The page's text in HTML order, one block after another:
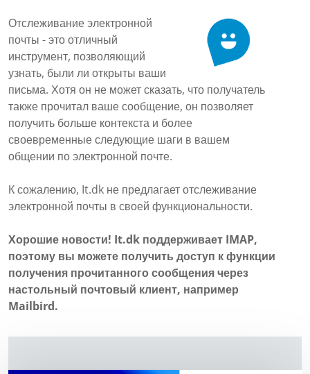
Отслеживание электронной
почты - это отличный
инструмент, позволяющий
узнать, были ли открыты ваши
письма. Хотя он не может сказать, что получатель
также прочитал ваше сообщение, он позволяет
получить больше контекста и более
своевременные следующие шаги в вашем
общении по электронной почте.
К сожалению, It.dk не предлагает отслеживание
электронной почты в своей функциональности.
Хорошие новости! It.dk поддерживает IMAP,
поэтому вы можете получить доступ к функции
получения прочитанного сообщения через
настольный почтовый клиент, например
Mailbird.